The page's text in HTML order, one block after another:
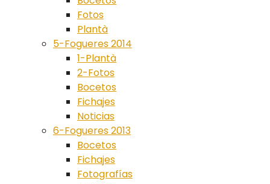
Fotos
Plantà
5-Fogueres 2014
1-Plantà
2-Fotos
Bocetos
Fichajes
Noticias
6-Fogueres 2013
Bocetos
Fichajes
Fotografías